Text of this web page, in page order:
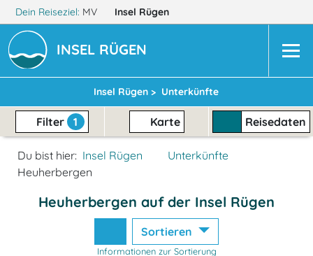
Dein Reiseziel: MV Insel Rügen
INSEL RÜGEN
Insel Rügen > Unterkünfte
Filter 1 Karte Reisedaten
Du bist hier: Insel Rügen
Unterkünfte
Heuherbergen
Heuherbergen auf der Insel Rügen
Sortieren
Informationen zur Sortierung